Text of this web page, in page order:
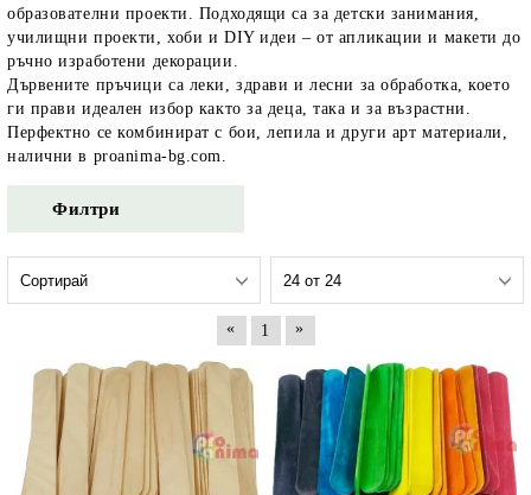
образователни проекти. Подходящи са за детски занимания,
училищни проекти, хоби и DIY идеи – от апликации и макети до
ръчно изработени декорации.
Дървените пръчици са леки, здрави и лесни за обработка, което
ги прави идеален избор както за деца, така и за възрастни.
Перфектно се комбинират с бои, лепила и други арт материали,
налични в proanima-bg.com.
Филтри
« 1 »